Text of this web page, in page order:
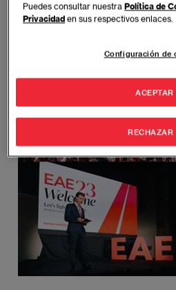
Imagen
Puedes consultar nuestraPolítica de
Privacidad en sus respectivos enlaces.
Configuración de
RECHAZAR
ACEPTAR